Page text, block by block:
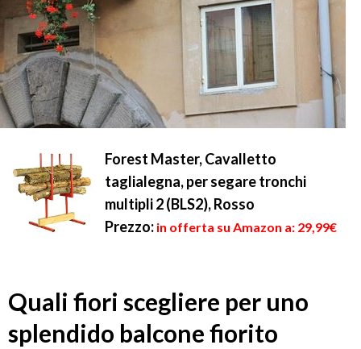
Forest Master, Cavalletto
taglialegna, per segare tronchi
multipli 2 (BLS2), Rosso
Prezzo: in offerta su Amazon a: 29,99€
Quali fiori scegliere per uno
splendido balcone fiorito